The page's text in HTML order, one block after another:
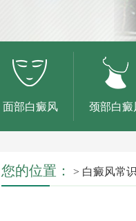
面部白癜风 颈部白癜
您的位置： > 白癜风常识